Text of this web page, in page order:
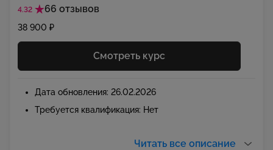
4.32 66 отзывов
38 900 ₽
Смотреть курс
Дата обновления: 26.02.2026
Требуется квалификация: Нет
Читать все описание